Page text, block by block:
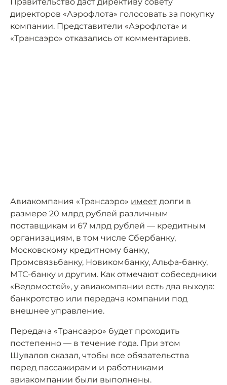
директоров «Аэрофлота» голосовать за покупку
компании. Представители «Аэрофлота» и
«Трансаэро» отказались от комментариев.
Авиакомпания «Трансаэро» имеет долги в
размере 20 млрд рублей различным
поставщикам и 67 млрд рублей — кредитным
организациям, в том числе Сбербанку,
Московскому кредитному банку,
Промсвязьбанку, Новикомбанку, Альфа-банку,
МТС-банку и другим. Как отмечают собеседники
«Ведомостей», у авиакомпании есть два выхода:
банкротство или передача компании под
внешнее управление.
Передача «Трансаэро» будет проходить
постепенно — в течение года. При этом
Шувалов сказал, чтобы все обязательства
перед пассажирами и работниками
авиакомпании были выполнены.